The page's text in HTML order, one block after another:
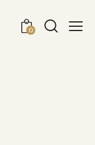
0